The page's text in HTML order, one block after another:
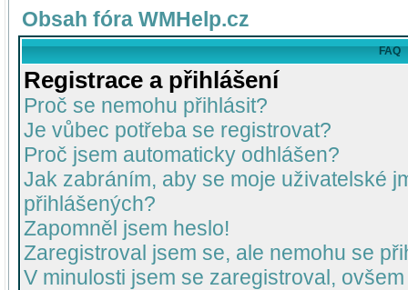
Obsah fóra WMHelp.cz
FAQ
Registrace a přihlášení
Proč se nemohu přihlásit?
Je vůbec potřeba se registrovat?
Proč jsem automaticky odhlášen?
Jak zabráním, aby se moje uživatelské
přihlášených?
Zapomněl jsem heslo!
Zaregistroval jsem se, ale nemohu se
V minulosti jsem se zaregistroval,